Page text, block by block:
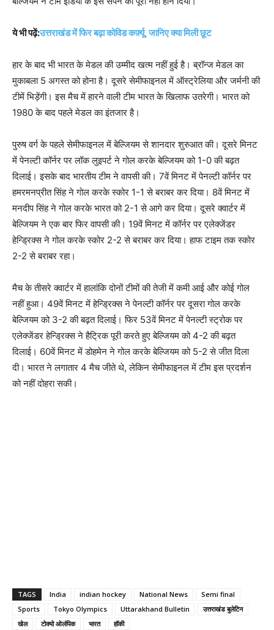
ये भी पढ़ें:उत्तराखंड में फिर बढ़ा कोविड कर्फ़्यू, जानिए क्या मिली छूट
हार के बाद भी भारत के मेडल की उम्मीद खत्म नहीं हुई है। ब्रॉन्ज मेडल का
मुकाबला 5 अगस्त को होना है। दूसरे सेमीफाइनल में ऑस्ट्रेलिया और जर्मनी की
टीमें भिड़ेंगी। इस मैच में हारने वाली टीम भारत के खिलाफ उतरेगी। भारत को
1980 के बाद पहले मेडल का इंतजार है।
पुरुष वर्ग के पहले सेमीफाइनल में बेल्जियम से शानदार शुरुआत की। दूसरे मिनट
में पेनल्टी कॉर्नर पर लॉक लुइपर्ट ने गोल करके बेल्जियम को 1-0 की बढ़त
दिलाई। इसके बाद भारतीय टीम ने वापसी की। 7वें मिनट में पेनल्टी कॉर्नर पर
हमरमनप्रीत सिंह ने गोल करके स्कोर 1-1 से बराबर कर दिया। 8वें मिनट में
मनदीप सिंह ने गोल करके भारत को 2-1 से आगे कर दिया। दूसरे क्वार्टर में
बेल्जियम ने एक बार फिर वापसी की। 19वें मिनट में कॉर्नर पर एलेक्जेंडर
हेन्ड्रिक्स ने गोल करके स्कोर 2-2 से बराबर कर दिया। हाफ टाइम तक स्कोर
2-2 से बराबर रहा।
मैच के तीसरे क्वार्टर में हालांकि दोनों टीमों की तेजी में कमी आई और कोई गोल
नहीं हुआ। 49वें मिनट में हेन्ड्रिक्स ने पेनल्टी कॉर्नर पर दूसरा गोल करके
बेल्जियम को 3-2 की बढ़त दिलाई। फिर 53वें मिनट में पेनल्टी स्ट्रोक पर
एलेक्जेंडर हेन्ड्रिक्स ने हैट्रिक पूरी करते हुए बेल्जियम को 4-2 की बढ़त
दिलाई। 60वें मिनट में डोहमेन ने गोल करके बेल्जियम को 5-2 से जीत दिला
दी। भारत ने लगातार 4 मैच जीते थे, लेकिन सेमीफाइनल में टीम इस प्रदर्शन
को नहीं दोहरा सकी।
TAGS India indian hockey National News
Semi final
Sports
Tokyo Olympics Uttarakhand Bulletin
उत्तराखंड बुलेटिन
खेल
टोक्यो ओलंपिक भारत हॉकी